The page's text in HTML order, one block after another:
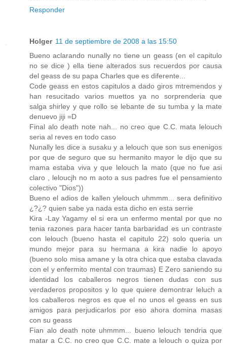
Responder
Holger 11 de septiembre de 2008 a las 15:50
Bueno aclarando nunally no tiene un geass (en el capitulo
no se dice ) ella tiene alterados sus recuerdos por causa
del geass de su papa Charles que es diferente...
Code geass en estos capitulos a dado giros mtremendos y
han resucitado varios muettos ya no sorprenderia que
salga shirley y que rollo se lebante de su tumba y la mate
denuevo jiji =D
Final alo death note nah... no creo que C.C. mata lelouch
seria al reves en todo caso
Nunally les dice a susaku y a lelouch que son sus enenigos
por que de seguro que su hermanito mayor le dijo que su
mama estaba viva y que lelouch la mato (que no fue asi
claro , leloucjh no m aoto a sus padres fue el pensamiento
colectivo "Dios"))
Bueno el adios de kallen ylelouch uhmmm... sera definitivo
¿?¿? quien sabe ya nada esta dicho en esta serrie
Kira -Lay Yagamy el si era un enfermo mental por que no
tenia razones para hacer tanta barbaridad es un contraste
con lelouch (bueno hasta el capitulo 22) solo queria un
mundo mejor para su hermana a kira nadie lo apoyo
(bueno solo misa amane y la otra chica que estaba clavada
con el y enfermito mental con traumas) E Zero saniendo su
identidad los caballeros negros tienen dudas con sus
verdaderos propositos y lo que quiere demontrar leluch a
los caballeros negros es que el no unos el geass en sus
amigos para perjudicarlos por eso ahora domina masas
con su geass
Fian alo death note uhmmm... bueno lelouch tendria que
matar a C.C. no creo que C.C. mate a lelouch o quiza por